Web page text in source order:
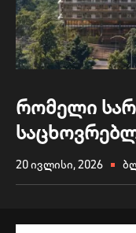
ᲠᲝᲛᲔᲚᲘ
20 ᲘᲕᲚᲘᲡᲘ, 2026